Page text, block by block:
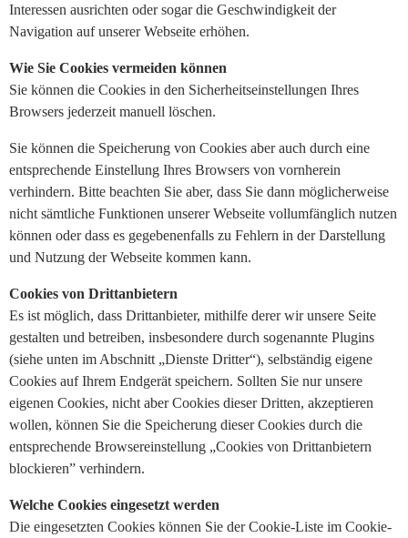
Interessen ausrichten oder sogar die Geschwindigkeit der
Navigation auf unserer Webseite erhöhen.
Wie Sie Cookies vermeiden können
Sie können die Cookies in den Sicherheitseinstellungen Ihres
Browsers jederzeit manuell löschen.
Sie können die Speicherung von Cookies aber auch durch eine
entsprechende Einstellung Ihres Browsers von vornherein
verhindern. Bitte beachten Sie aber, dass Sie dann möglicherweise
nicht sämtliche Funktionen unserer Webseite vollumfänglich nutzen
können oder dass es gegebenenfalls zu Fehlern in der Darstellung
und Nutzung der Webseite kommen kann.
Cookies von Drittanbietern
Es ist möglich, dass Drittanbieter, mithilfe derer wir unsere Seite
gestalten und betreiben, insbesondere durch sogenannte Plugins
(siehe unten im Abschnitt „Dienste Dritter“), selbständig eigene
Cookies auf Ihrem Endgerät speichern. Sollten Sie nur unsere
eigenen Cookies, nicht aber Cookies dieser Dritten, akzeptieren
wollen, können Sie die Speicherung dieser Cookies durch die
entsprechende Browsereinstellung „Cookies von Drittanbietern
blockieren” verhindern.
Welche Cookies eingesetzt werden
Die eingesetzten Cookies können Sie der Cookie-Liste im Cookie-